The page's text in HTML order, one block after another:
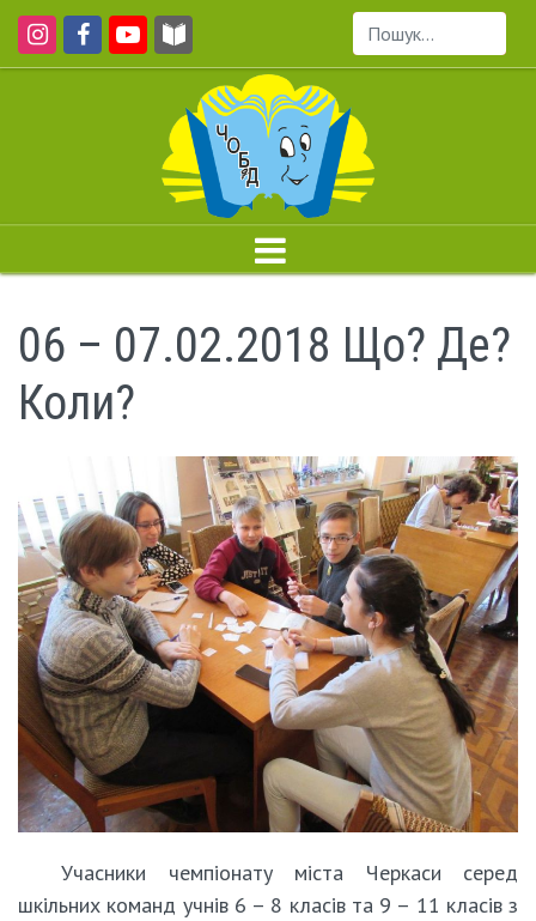
Пошук...
06 – 07.02.2018 Що? Де?
Коли?
Учасники чемпіонату міста Черкаси серед
шкільних команд учнів 6 – 8 класів та 9 – 11 класів з